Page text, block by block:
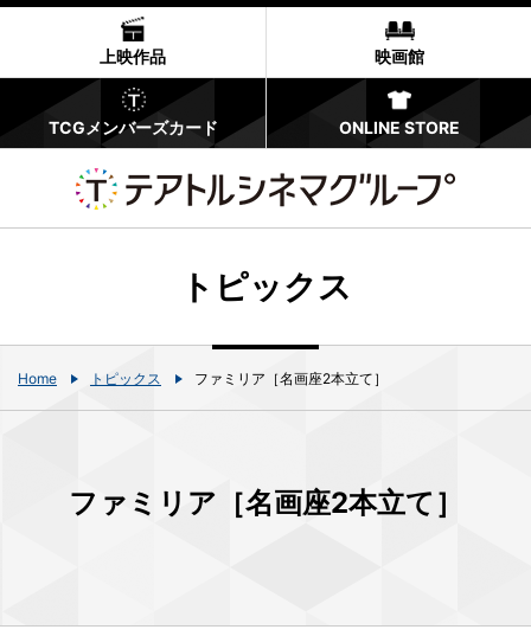
上映作品 映画館
TCGメンバーズカード ONLINE STORE
トピックス
Home トピックス ファミリア［名画座2本立て］
ファミリア［名画座2本立て］